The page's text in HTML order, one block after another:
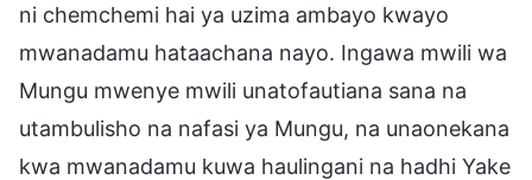
ni chemchemi hai ya uzima ambayo kwayo
mwanadamu hataachana nayo. Ingawa mwili wa
Mungu mwenye mwili unatofautiana sana na
utambulisho na nafasi ya Mungu, na unaonekana
kwa mwanadamu kuwa haulingani na hadhi Yake